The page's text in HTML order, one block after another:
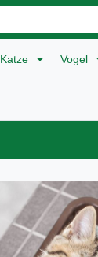
Katze Vogel